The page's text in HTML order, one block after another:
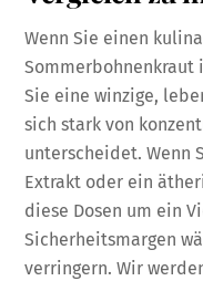
Wenn Sie einen
Sommerbohnenkraut
Sie eine winzige,
sich stark von
unterscheidet. Wenn
Extrakt oder ein
diese Dosen um ein
Sicherheitsmargen
verringern. Wir